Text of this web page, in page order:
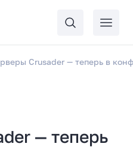
Crusader — теперь в
— теперь